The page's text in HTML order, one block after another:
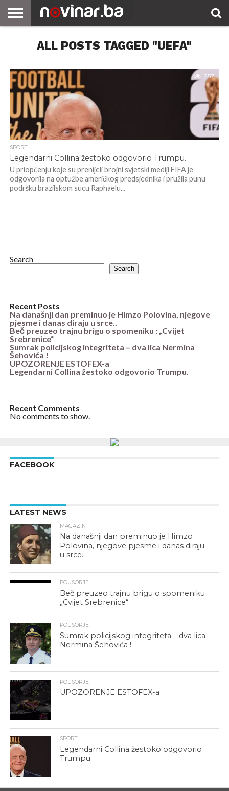
ALL POSTS TAGGED "UEFA"
257
SPORT
Legendarni Collina žestoko odgovorio Trumpu.
U priopćenju koje su prenijeli brojni svjetski mediji FIFA je
odgovorila na optužbe američkog predsjednika i pružila punu
podršku brazilskom sucu Raphaelu...
Search
Search
Recent Posts
Na današnji dan preminuo je Himzo Polovina, njegove
pjesme i danas diraju u srce..
Beč preuzeo trajnu brigu o spomeniku : „Cvijet
Srebrenice“
Sumrak policijskog integriteta – dva lica Nermina
Šehovića !
UPOZORENJE ESTOFEX-a
Legendarni Collina žestoko odgovorio Trumpu.
Recent Comments
No comments to show.
FACEBOOK
LATEST NEWS
MAGAZIN
Na današnji dan preminuo je Himzo
Polovina, njegove pjesme i danas diraju
u srce..
POUSORJE
Beč preuzeo trajnu brigu o spomeniku :
„Cvijet Srebrenice“
POUSORJE
Sumrak policijskog integriteta – dva lica
Nermina Šehovića !
POUSORJE
UPOZORENJE ESTOFEX-a
SPORT
Legendarni Collina žestoko odgovorio
Trumpu.